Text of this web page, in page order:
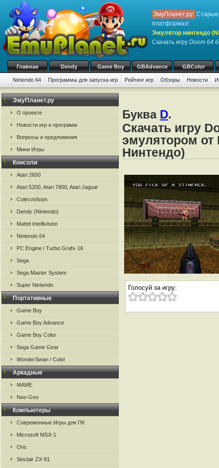
ЭмуПланет.ру: Старые
платформах!
Эмулятор нинтендо
Скачать игру Doom 64
Главная Dendy Game Boy GBAdvance GBColor
Nintendo 64 Программы для запуска игр Рейтинг игр Обзоры Новости
ЭмуПланет.ру
О проекте
Новости игр и программ
Вопросы и предложения
Мини Игры
Консоли
Atari 2600
Atari 5200, Atari 7800, Atari Jaguar
ColecoVision
Dendy (Nintendo)
Mattel Intellivision
Nintendo 64
PC Engine / Turbo Grafx-16
Sega
Sega Master System
Super Nintendo
Портативные
Game Boy
Game Boy Advance
Game Boy Color
Sega Game Gear
WonderSwan / Color
Аркадные
MAME
Neo-Geo
Компьютеры
Современные Игры для ПК
Microsoft MSX-1
Oric
Sinclair ZX-81
Буква D.
Скачать игру
эмулятором от
Нинтендо)
Голосуй за игру: